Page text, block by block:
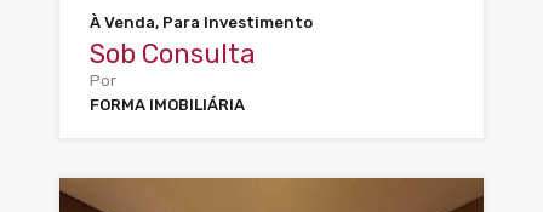
À Venda, Para Investimento
Sob Consulta
Por
FORMA IMOBILIÁRIA